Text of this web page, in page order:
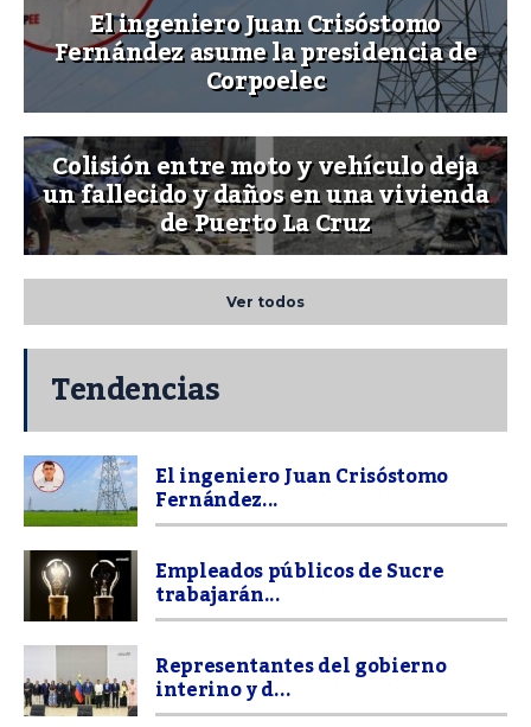
El ingeniero Juan Crisóstomo
Fernández asume la presidencia de
Corpoelec
Colisión entre moto y vehículo deja
un fallecido y daños en una vivienda
de Puerto La Cruz
Ver todos
Tendencias
El ingeniero Juan Crisóstomo
Fernández...
Empleados públicos de Sucre
trabajarán...
Representantes del gobierno
interino y d...